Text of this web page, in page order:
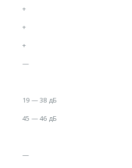
+
+
+
—
19 — 38 дБ
45 — 46 дБ
—